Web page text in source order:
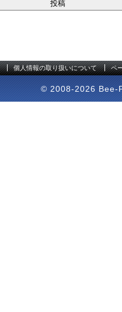
個人情報の取り扱いについて ペ
© 2008-2026 Bee-